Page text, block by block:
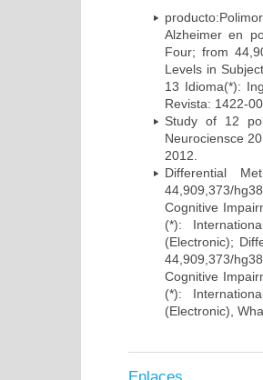
Alzheimer en
Four; from
Levels in
13 Idioma(*):
Revista: 1422-
Study of 12
Neurociensce
2012.
Differential
44,909,373/
Cognitive
(*):
(Electronic);
44,909,373/
Cognitive
(*):
(Electronic),